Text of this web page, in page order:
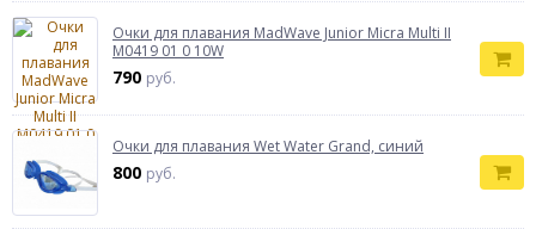
Очки для плавания MadWave Junior Micra Multi II
M0419 01 0 10W
790 руб.
Очки для плавания Wet Water Grand, синий
800 руб.